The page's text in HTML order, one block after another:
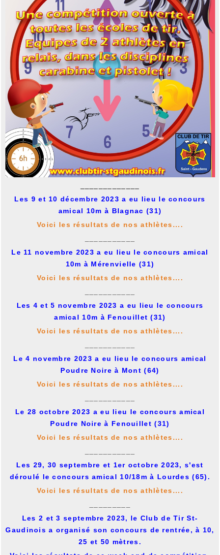
Les 9 et 10 décembre 2023 a eu lieu le concours
amical 10m à Blagnac (31)
Voici les résultats de nos athlètes....
Le 11 novembre 2023 a eu lieu le concours amical
10m à Mérenvielle (31)
Voici les résultats de nos athlètes....
Les 4 et 5 novembre 2023 a eu lieu le concours
amical 10m à Fenouillet (31)
Voici les résultats de nos athlètes....
Le 4 novembre 2023 a eu lieu le concours amical
Poudre Noire à Mont (64)
Voici les résultats de nos athlètes....
Le 28 octobre 2023 a eu lieu le concours amical
Poudre Noire à Fenouillet (31)
Voici les résultats de nos athlètes....
Les 29, 30 septembre et 1er octobre 2023, s'est
déroulé le concours amical 10/18m à Lourdes (65).
Voici les résultats de nos athlètes....
Les 2 et 3 septembre 2023, le Club de Tir St-
Gaudinois a organisé son concours de rentrée, à 10,
25 et 50 mètres.